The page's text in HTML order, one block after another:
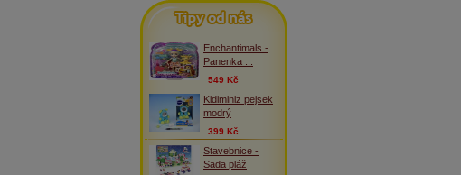
Tipy od nás
Enchantimals -
Panenka ...
549 Kč
Kidiminiz pejsek
modrý
399 Kč
Stavebnice -
Sada pláž